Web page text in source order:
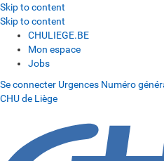
Skip to content
Skip to content
CHULIEGE.BE
Mon espace
Jobs
Se connecter Urgences Numéro
CHU de Liège